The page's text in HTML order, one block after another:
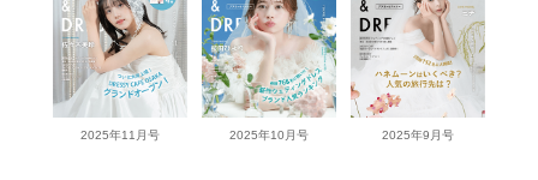
2025年11月号 2025年10月号 2025年9月号